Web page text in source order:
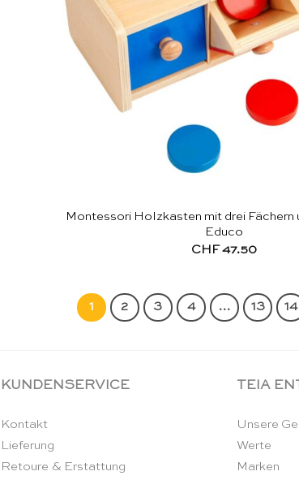
Montessori Holzkasten mit drei Fächern
Educo
CHF47.50
1 2 3 4 … 13 14
KUNDENSERVICE
Kontakt
Lieferung
Retoure & Erstattung
TEIA
Unsere
Werte
Marken